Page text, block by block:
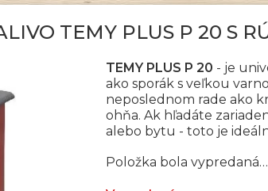
TEMY PLUS P 20 S
Položka bola vypredaná…
TEMY PLUS P 20 - je
ako sporák s veľkou
neposlednom rade ako
ohňa. Ak hľadáte
alebo bytu - toto je